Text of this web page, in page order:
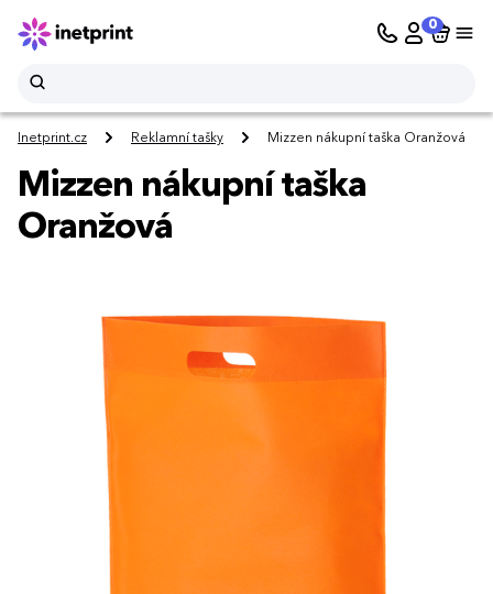
0
Inetprint.cz Reklamní tašky Mizzen nákupní taška Oranžová
Mizzen nákupní taška
Oranžová